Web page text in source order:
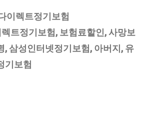
이렉트정기보험
트정기보험 , 보험료할인,사망보
,삼성인터넷정기보험 , 아버지 , 유
기보험